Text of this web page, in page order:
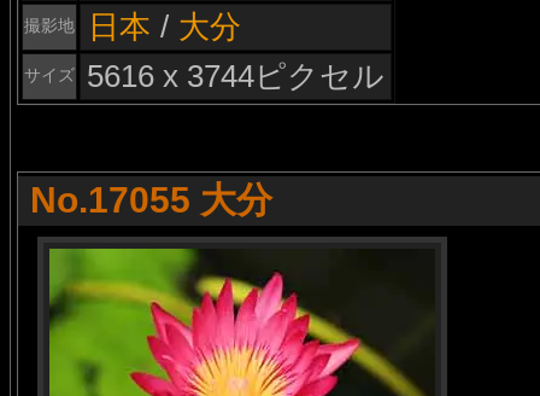
撮影地
日本 / 大分
サイズ 5616 x 3744ピクセル
No.17055 大分